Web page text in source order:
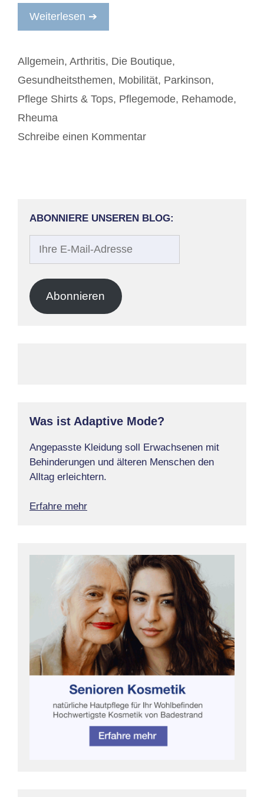
Weiterlesen ➔
Kategorien
Allgemein, Arthritis, Die Boutique,
Gesundheitsthemen, Mobilität, Parkinson,
Pflege Shirts & Tops, Pflegemode, Rehamode,
Rheuma
Schreibe einen Kommentar
ABONNIERE UNSEREN BLOG:
Adresse
Abonnieren
Was ist Adaptive Mode?
Angepasste Kleidung soll Erwachsenen mit
Behinderungen und älteren Menschen den
Alltag erleichtern.
Erfahre mehr